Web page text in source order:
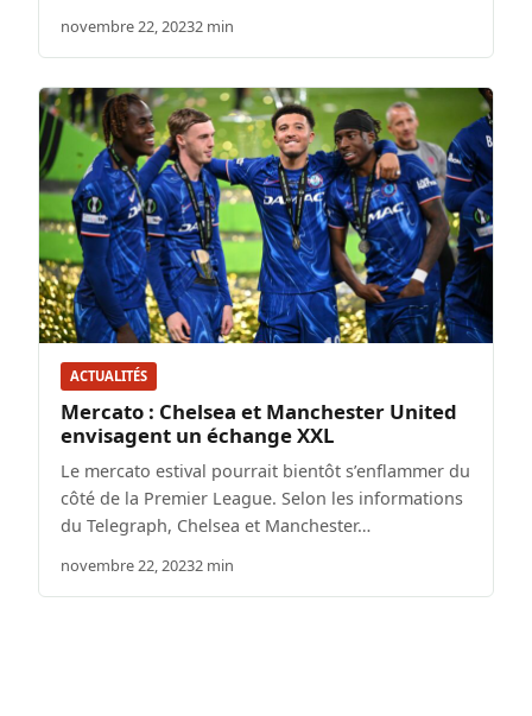
novembre 22, 20232 min
ACTUALITÉS
Mercato : Chelsea et Manchester United
envisagent un échange XXL
Le mercato estival pourrait bientôt s’enflammer du
côté de la Premier League. Selon les informations
du Telegraph, Chelsea et Manchester…
novembre 22, 20232 min